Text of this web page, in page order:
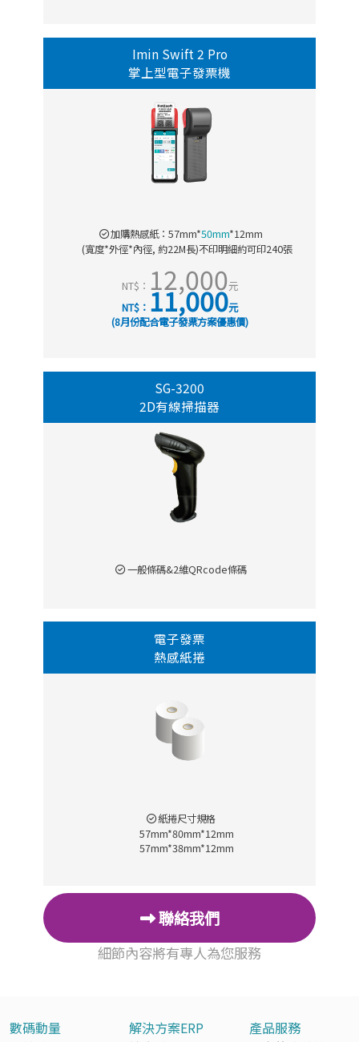
Imin Swift 2 Pro
掌上型電子發票機
加購熱感紙：57mm*50mm*12mm
(寬度*外徑*內徑, 約22M長)不印明細約可印240張
NT$： 12,000元
NT$： 11,000元
(8月份配合電子發票方案優惠價)
SG-3200
2D有線掃描器
一般條碼&2維QRcode條碼
電子發票
熱感紙捲
紙捲尺寸規格
57mm*80mm*12mm
57mm*38mm*12mm
聯絡我們
細節內容將有專人為您服務
數碼動量
解決方案ERP
產品服務